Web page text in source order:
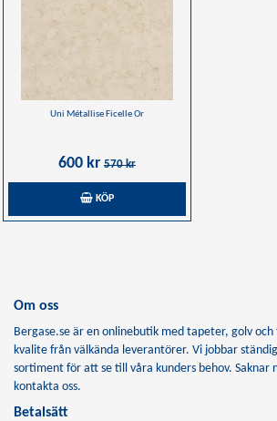
Uni Métallise Ficelle Or
600 kr 570 kr
KÖP
Om oss
Bergase.se är en onlinebutik med tapeter, golv
kvalite från välkända leverantörer. Vi jobbar
sortiment för att se till våra kunders behov. Saknar
kontakta oss.
Betalsätt